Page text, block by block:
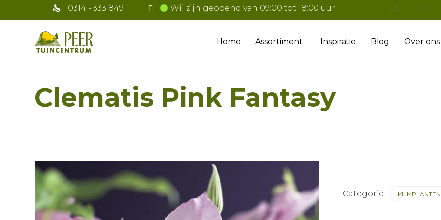
0314 - 333 849 Wij zijn geopend van 09:00 tot 18:00 uur
Home Assortiment Inspiratie Blog Over ons
Clematis Pink Fantasy
Categorie: KLIMPLANTEN